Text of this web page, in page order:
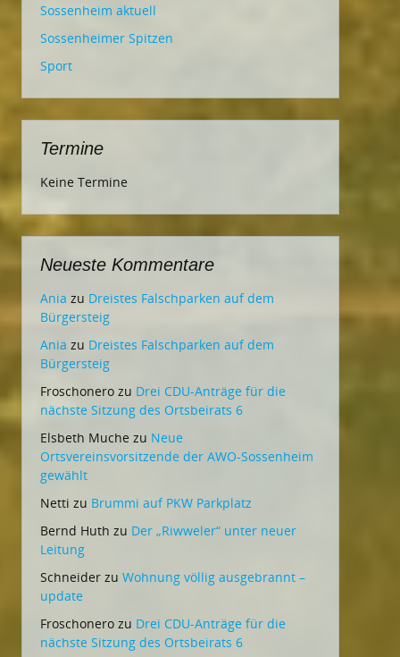
Sossenheim aktuell
Sossenheimer Spitzen
Sport
Termine
Keine Termine
Neueste Kommentare
Ania zu Dreistes Falschparken auf dem
Bürgersteig
Ania zu Dreistes Falschparken auf dem
Bürgersteig
Froschonero zu Drei CDU-Anträge für die
nächste Sitzung des Ortsbeirats 6
Elsbeth Muche zu Neue
Ortsvereinsvorsitzende der AWO-Sossenheim
gewählt
Netti zu Brummi auf PKW Parkplatz
Bernd Huth zu Der „Riwweler“ unter neuer
Leitung
Schneider zu Wohnung völlig ausgebrannt –
update
Froschonero zu Drei CDU-Anträge für die
nächste Sitzung des Ortsbeirats 6